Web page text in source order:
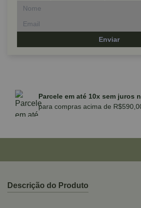
Enviar
Parcele em até 10x sem juros
para compras acima de
Descrição do Produto